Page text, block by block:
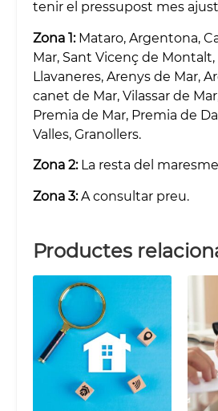
tenir el pressupost mes
Zona 1:Mataro, Argentona,
Mar, Sant Vicenç de
Llavaneres, Arenys de Mar,
canet de Mar, Vilassar de
Premia de Mar, Premia de
Valles, Granollers.
Zona 2:La resta del
Zona 3:A consultar preu.
Productes